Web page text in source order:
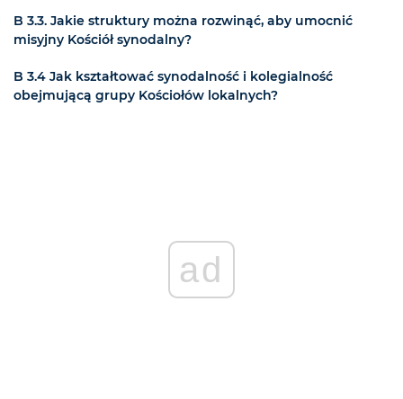
B 3.3. Jakie struktury można rozwinąć, aby umocnić
misyjny Kościół synodalny?
B 3.4 Jak kształtować synodalność i kolegialność
obejmującą grupy Kościołów lokalnych?
ad